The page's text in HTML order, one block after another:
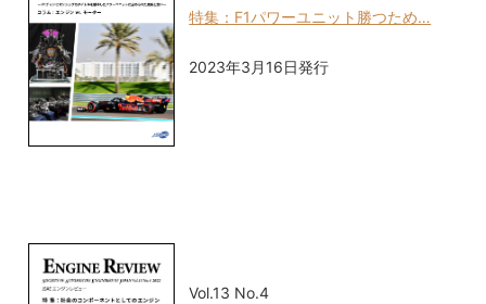
特集：F1パワーユニット勝つため…
2023年3月16日発行
Vol.13 No.4